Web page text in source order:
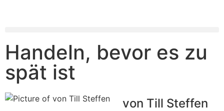
Handeln, bevor es zu
spät ist
von Till Steffen